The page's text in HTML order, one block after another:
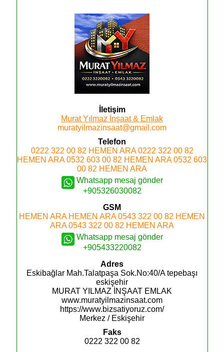
İletişim
Murat Yılmaz İnşaat & Emlak
muratyilmazinsaat@gmail.com
Telefon
0222 322 00 82 HEMEN ARA 0222 322 00 82
HEMEN ARA 0532 603 00 82 HEMEN ARA 0532 603
00 82 HEMEN ARA
Whatsapp mesaj gönder
+905326030082
GSM
HEMEN ARA HEMEN ARA 0543 322 00 82 HEMEN
ARA 0543 322 00 82 HEMEN ARA
Whatsapp mesaj gönder
+905433220082
Adres
Eskibağlar Mah.Talatpaşa Sok.No:40/A tepebaşı
eskişehir
MURAT YILMAZ İNŞAAT EMLAK
www.muratyilmazinsaat.com
https://www.bizsatiyoruz.com/
Merkez / Eskişehir
Faks
0222 322 00 82